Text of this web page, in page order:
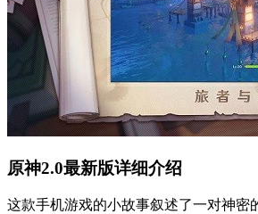
原神2.0最新版详细介绍
这款手机游戏的小故事叙述了一对神密